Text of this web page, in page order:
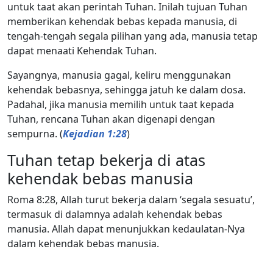
untuk taat akan perintah Tuhan. Inilah tujuan Tuhan
memberikan kehendak bebas kepada manusia, di
tengah-tengah segala pilihan yang ada, manusia tetap
dapat menaati Kehendak Tuhan.
Sayangnya, manusia gagal, keliru menggunakan
kehendak bebasnya, sehingga jatuh ke dalam dosa.
Padahal, jika manusia memilih untuk taat kepada
Tuhan, rencana Tuhan akan digenapi dengan
sempurna. (Kejadian 1:28)
Tuhan tetap bekerja di atas
kehendak bebas manusia
Roma 8:28, Allah turut bekerja dalam ‘segala sesuatu’,
termasuk di dalamnya adalah kehendak bebas
manusia. Allah dapat menunjukkan kedaulatan-Nya
dalam kehendak bebas manusia.